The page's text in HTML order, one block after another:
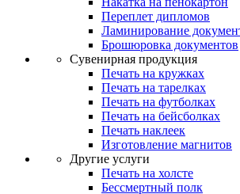
Переплет дипломов
Ламинирование
Брошюровка документов
Сувенирная продукция
Печать на кружках
Печать на тарелках
Печать на футболках
Печать на бейсболках
Печать наклеек
Изготовление магнитов
Другие услуги
Печать на холсте
Бессмертный полк